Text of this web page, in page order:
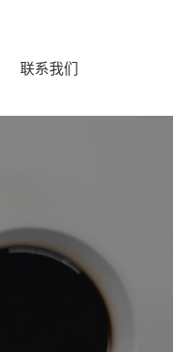
联系我们